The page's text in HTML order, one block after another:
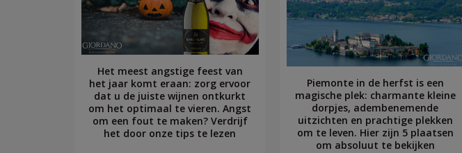
Het meest angstige feest van
het jaar komt eraan: zorg ervoor
dat u de juiste wijnen ontkurkt
om het optimaal te vieren. Angst
om een fout te maken? Verdrijf
het door onze tips te lezen
Piemonte in de herfst is een
magische plek: charmante kleine
dorpjes, adembenemende
uitzichten en prachtige plekken
om te leven. Hier zijn 5 plaatsen
om absoluut te bekijken